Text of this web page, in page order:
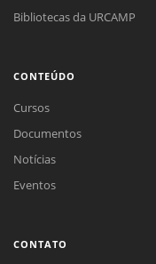
Bibliotecas da URCAMP
CONTEÚDO
Cursos
Documentos
Notícias
Eventos
CONTATO